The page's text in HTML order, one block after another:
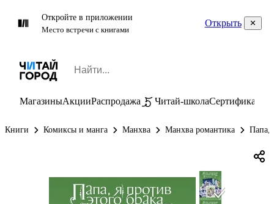
Откройте в приложении
Место встречи с книгами
Открыть
МагазиныАкцииРаспродажа Читай-школаСертификаты
Книги Комиксы и манга Манхва Манхва романтика Папа,